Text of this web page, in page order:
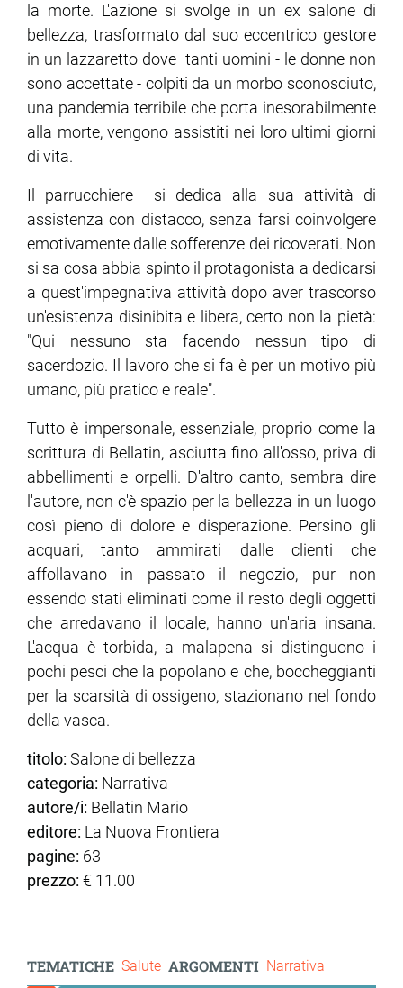
la morte. L'azione si svolge in un ex salone di
bellezza, trasformato dal suo eccentrico gestore
in un lazzaretto dove tanti uomini - le donne non
sono accettate - colpiti da un morbo sconosciuto,
una pandemia terribile che porta inesorabilmente
alla morte, vengono assistiti nei loro ultimi giorni
di vita.
Il parrucchiere si dedica alla sua attività di
assistenza con distacco, senza farsi coinvolgere
emotivamente dalle sofferenze dei ricoverati. Non
si sa cosa abbia spinto il protagonista a dedicarsi
a quest'impegnativa attività dopo aver trascorso
un'esistenza disinibita e libera, certo non la pietà:
"Qui nessuno sta facendo nessun tipo di
sacerdozio. Il lavoro che si fa è per un motivo più
umano, più pratico e reale".
Tutto è impersonale, essenziale, proprio come la
scrittura di Bellatin, asciutta fino all'osso, priva di
abbellimenti e orpelli. D'altro canto, sembra dire
l'autore, non c'è spazio per la bellezza in un luogo
così pieno di dolore e disperazione. Persino gli
acquari, tanto ammirati dalle clienti che
affollavano in passato il negozio, pur non
essendo stati eliminati come il resto degli oggetti
che arredavano il locale, hanno un'aria insana.
L'acqua è torbida, a malapena si distinguono i
pochi pesci che la popolano e che, boccheggianti
per la scarsità di ossigeno, stazionano nel fondo
della vasca.
titolo: Salone di bellezza
categoria: Narrativa
autore/i: Bellatin Mario
editore: La Nuova Frontiera
pagine: 63
prezzo: € 11.00
TEMATICHE Salute ARGOMENTI Narrativa